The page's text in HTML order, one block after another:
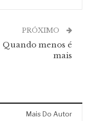
PRÓXIMO
Quando menos é
mais
Mais Do Autor